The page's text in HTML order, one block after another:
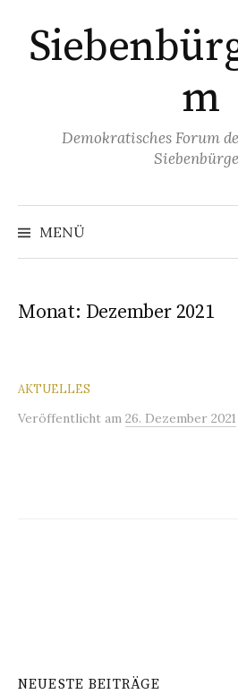
zum
Inhalt
m
Demokratisches Forum
MENÜ
Monat: Dezember 2021
AKTUELLES
Veröffentlicht am 26. Dezember 2021
NEUESTE BEITRÄGE